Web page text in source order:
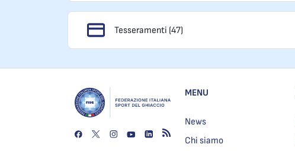
Tesseramenti (47)
MENU
News
Chi siamo